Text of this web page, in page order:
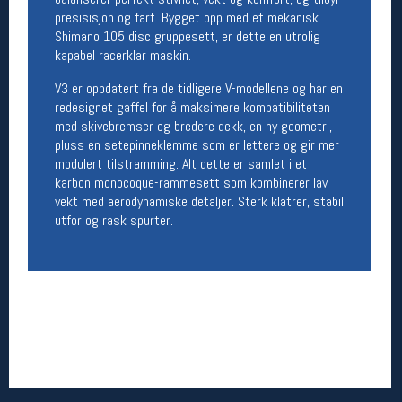
presisisjon og fart. Bygget opp med et mekanisk
Shimano 105 disc gruppesett, er dette en utrolig
kapabel racerklar maskin.
V3 er oppdatert fra de tidligere V-modellene og har en
redesignet gaffel for å maksimere kompatibiliteten
med skivebremser og bredere dekk, en ny geometri,
pluss en setepinneklemme som er lettere og gir mer
modulert tilstramming. Alt dette er samlet i et
karbon monocoque-rammesett som kombinerer lav
vekt med aerodynamiske detaljer. Sterk klatrer, stabil
utfor og rask spurter.
Åpningstider butikk
Man-Fredag:
Lørdag:
Team Oslo Sportslager
Magasinet
Medlemstilbud og aktiviteter
MELD DEG INN GRATIS
Åpningstider verkstedet